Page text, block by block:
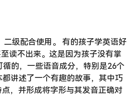
级配合使用。 有的孩子学英语好
读不出来。这是因为孩子没有掌
的，一些语音成分，特别是26个
讲述了一个有趣的故事，其中巧
，并形成将字形与其发音正确对